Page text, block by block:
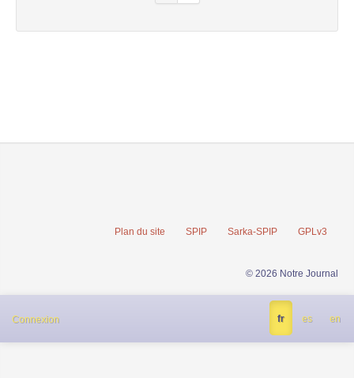
Plan du site SPIP Sarka-SPIP GPLv3
© 2026 Notre Journal
Connexion fr es en